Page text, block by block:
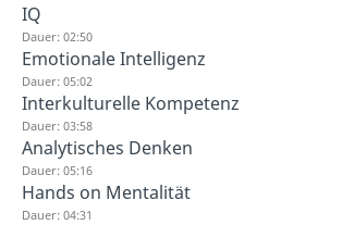
IQ
Dauer: 02:50
Emotionale Intelligenz
Dauer: 05:02
Interkulturelle Kompetenz
Dauer: 03:58
Analytisches Denken
Dauer: 05:16
Hands on Mentalität
Dauer: 04:31